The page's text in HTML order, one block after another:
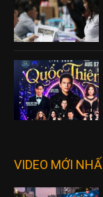
VIDEO MỚI